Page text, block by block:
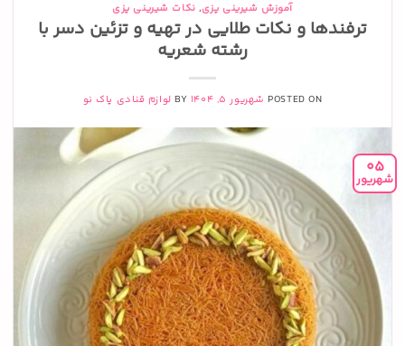
آموزش شیرینی پزی, نکات شیرینی پزی
ترفندها و نکات طلایی در تهیه و تزئین دسر با
رشته شعریه
POSTED ON شهریور 5, 1404 BY لوازم قنادی پاک نو
05
شهریور